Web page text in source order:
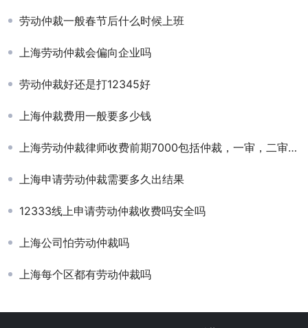
劳动仲裁一般春节后什么时候上班
上海劳动仲裁会偏向企业吗
劳动仲裁好还是打12345好
上海仲裁费用一般要多少钱
上海劳动仲裁律师收费前期7000包括仲裁，一审，二审，执行。后期收取到账8%的风险代理费。这样的收费贵吗？
上海申请劳动仲裁需要多久出结果
12333线上申请劳动仲裁收费吗安全吗
上海公司怕劳动仲裁吗
上海每个区都有劳动仲裁吗